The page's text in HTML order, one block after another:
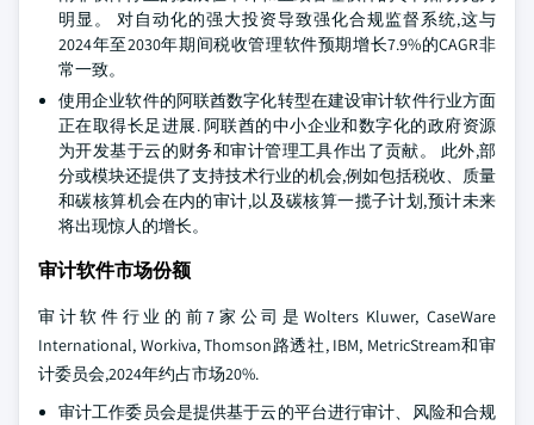
明显。 对自动化的强大投资导致强化合规监督系统,这与
2024年至2030年期间税收管理软件预期增长7.9%的CAGR非
常一致。
使用企业软件的阿联酋数字化转型在建设审计软件行业方面
正在取得长足进展. 阿联酋的中小企业和数字化的政府资源
为开发基于云的财务和审计管理工具作出了贡献。 此外,部
分或模块还提供了支持技术行业的机会,例如包括税收、质量
和碳核算机会在内的审计,以及碳核算一揽子计划,预计未来
将出现惊人的增长。
审计软件市场份额
审计软件行业的前7家公司是Wolters Kluwer, CaseWare
International, Workiva, Thomson路透社, IBM, MetricStream和审
计委员会,2024年约占市场20%.
审计工作委员会是提供基于云的平台进行审计、风险和合规